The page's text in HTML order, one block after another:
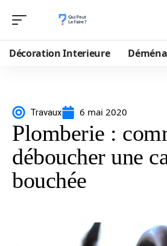
Décoration Interieure
Travaux 6 mai 2020
Plomberie :
déboucher une
bouchée